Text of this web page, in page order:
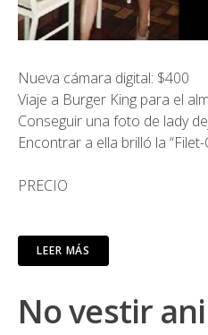
Nueva cámara digital: $400
Viaje a Burger King para el
Conseguir una foto de lady
Encontrar a ella brilló la
PRECIO
LEER MÁS
No vestir